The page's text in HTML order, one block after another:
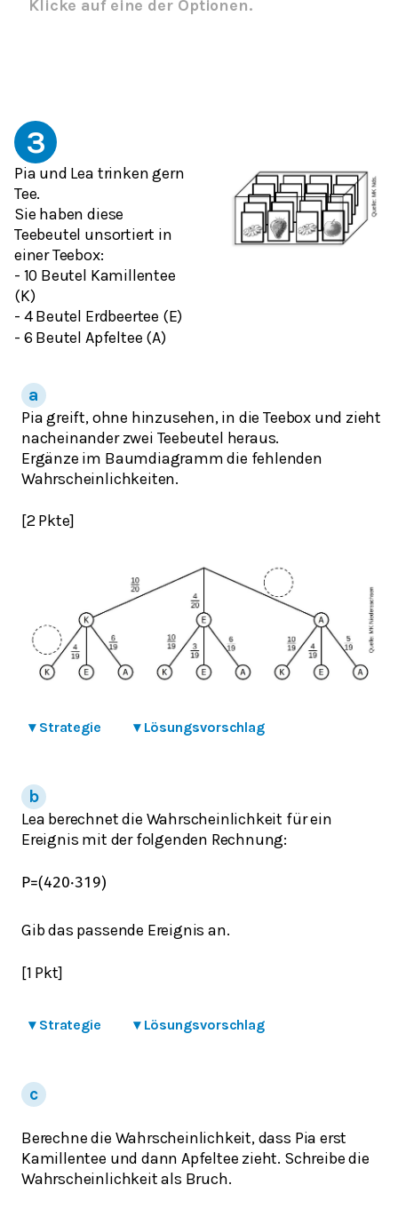
Klicke auf eine der Optionen.
3
Pia und Lea trinken gern
Tee.
Sie haben diese
Teebeutel unsortiert in
einer Teebox:
- 10 Beutel Kamillentee
(K)
- 4 Beutel Erdbeertee (E)
- 6 Beutel Apfeltee (A)
Pia greift, ohne hinzusehen, in die Teebox und zieht
nacheinander zwei Teebeutel heraus.
Ergänze im Baumdiagramm die fehlenden
Wahrscheinlichkeiten.
[2 Pkte]
▾ Strategie ▾ Lösungsvorschlag
Lea berechnet die Wahrscheinlichkeit für ein
Ereignis mit der folgenden Rechnung:
P=(420⋅319)
Gib das passende Ereignis an.
[1 Pkt]
▾ Strategie ▾ Lösungsvorschlag
Berechne die Wahrscheinlichkeit, dass Pia erst
Kamillentee und dann Apfeltee zieht. Schreibe die
Wahrscheinlichkeit als Bruch.